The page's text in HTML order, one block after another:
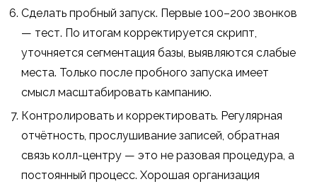
Сделать пробный запуск. Первые 100–200 звонков
— тест. По итогам корректируется скрипт,
уточняется сегментация базы, выявляются слабые
места. Только после пробного запуска имеет
смысл масштабировать кампанию.
Контролировать и корректировать. Регулярная
отчётность, прослушивание записей, обратная
связь колл-центру — это не разовая процедура, а
постоянный процесс. Хорошая организация